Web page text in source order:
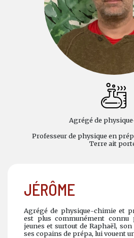
Agrégé de
Professeur de physique en
Terre ait
JÉRÔME
Agrégé de physique-chimie et
est plus communément connu
jeunes et surtout de Raphaël, son
ses copains de prépa, lui vouent